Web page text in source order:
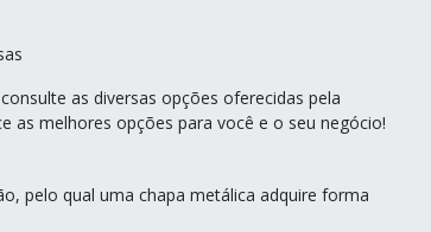
as diversas opções oferecidas pela
as melhores opções para você e o seu negócio!
pelo qual uma chapa metálica adquire forma